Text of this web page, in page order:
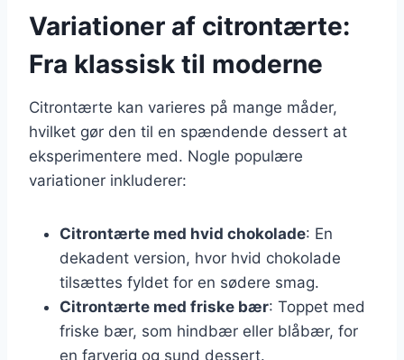
Variationer af citrontærte:
Fra klassisk til moderne
Citrontærte kan varieres på mange måder,
hvilket gør den til en spændende dessert at
eksperimentere med. Nogle populære
variationer inkluderer:
Citrontærte med hvid chokolade: En
dekadent version, hvor hvid chokolade
tilsættes fyldet for en sødere smag.
Citrontærte med friske bær: Toppet med
friske bær, som hindbær eller blåbær, for
en farverig og sund dessert.